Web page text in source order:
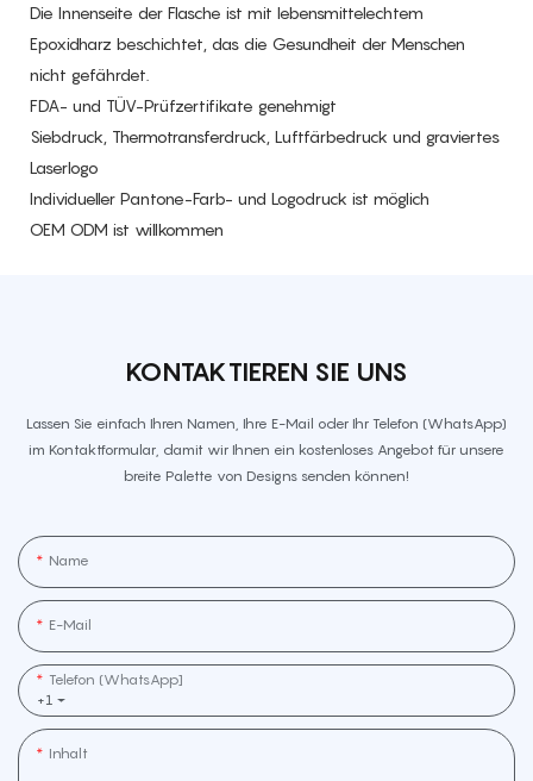
Die Innenseite der Flasche ist mit lebensmittelechtem
Epoxidharz beschichtet, das die Gesundheit der Menschen
nicht gefährdet.
FDA- und TÜV-Prüfzertifikate genehmigt
Siebdruck, Thermotransferdruck, Luftfärbedruck und graviertes
Laserlogo
Individueller Pantone-Farb- und Logodruck ist möglich
OEM ODM ist willkommen
KONTAKTIEREN SIE UNS
Lassen Sie einfach Ihren Namen, Ihre E-Mail oder Ihr Telefon (WhatsApp)
im Kontaktformular, damit wir Ihnen ein kostenloses Angebot für unsere
breite Palette von Designs senden können!
Name
E-Mail
+1
Telefon (WhatsApp]
Inhalt